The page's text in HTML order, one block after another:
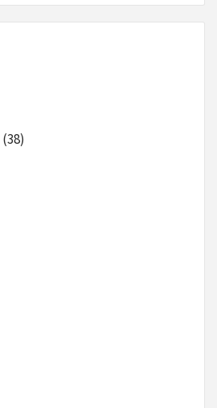
(38)